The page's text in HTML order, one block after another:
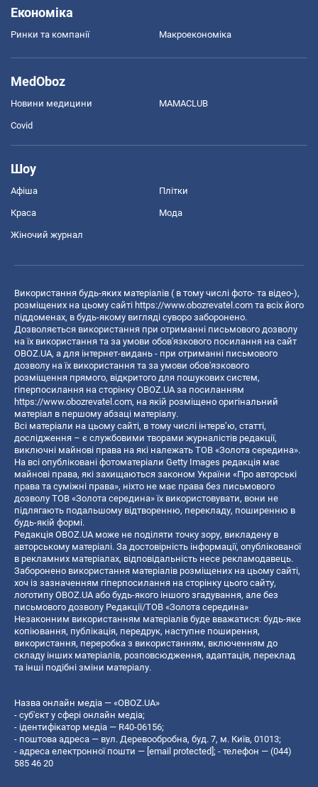
Економіка
Ринки та компанії Макроекономіка
MedOboz
Новини медицини MAMACLUB
Covid
Шоу
Афіша Плітки
Краса Мода
Жіночий журнал
Використання будь-яких матеріалів ( в тому числі фото- та відео-),
розміщених на цьому сайті https://www.obozrevatel.com та всіх його
піддоменах, в будь-якому вигляді суворо заборонено.
Дозволяється використання при отриманні письмового дозволу
на їх використання та за умови обов'язкового посилання на сайт
OBOZ.UA, а для інтернет-видань - при отриманні письмового
дозволу на їх використання та за умови обов'язкового
розміщення прямого, відкритого для пошукових систем,
гіперпосилання на сторінку OBOZ.UA за посиланням
https://www.obozrevatel.com, на якій розміщено оригінальний
матеріал в першому абзаці матеріалу.
Всі матеріали на цьому сайті, в тому числі інтерв’ю, статті,
дослідження – є службовими творами журналістів редакції,
виключні майнові права на які належать ТОВ «Золота середина».
На всі опубліковані фотоматеріали Getty Images редакція має
майнові права, які захищаються законом України «Про авторські
права та суміжні права», ніхто не має права без письмового
дозволу ТОВ «Золота середина» їх використовувати, вони не
підлягають подальшому відтворенню, перекладу, поширенню в
будь-якій формі.
Редакція OBOZ.UA може не поділяти точку зору, викладену в
авторському матеріалі. За достовірність інформації, опублікованої
в рекламних матеріалах, відповідальність несе рекламодавець.
Заборонено використання матеріалів розміщених на цьому сайті,
хоч із зазначенням гіперпосилання на сторінку цього сайту,
логотипу OBOZ.UA або будь-якого іншого згадування, але без
письмового дозволу Редакції/ТОВ «Золота середина»
Незаконним використанням матеріалів буде вважатися: будь-яке
копiювання, публiкацiя, передрук, наступне поширення,
використання, переробка з використанням, включенням до
складу інших матеріалів, розповсюдження, адаптація, переклад
та інші подібні зміни матеріалу.
Назва онлайн медіа — «OBOZ.UA»
- суб'єкт у сфері онлайн медіа;
- ідентифікатор медіа — R40-06156;
- поштова адреса — вул. Деревообробна, буд. 7, м. Київ, 01013;
- адреса електронної пошти — [email protected] ; - телефон — (044)
585 46 20